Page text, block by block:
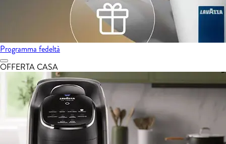
Programma fedeltà
OFFERTA CASA